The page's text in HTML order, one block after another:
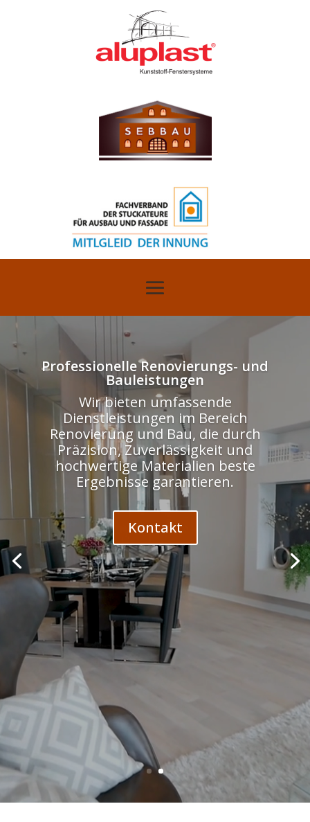
Professionelle Renovierungs- und
Bauleistungen
Wir bieten umfassende
Dienstleistungen im Bereich
Renovierung und Bau, die durch
Präzision, Zuverlässigkeit und
hochwertige Materialien beste
Ergebnisse garantieren.
Kontakt